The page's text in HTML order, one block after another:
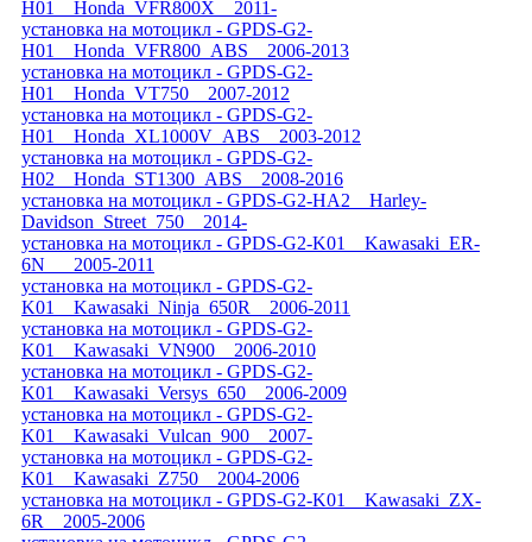
H01__Honda_VFR800X__2011-
установка на мотоцикл - GPDS-G2-
H01__Honda_VFR800_ABS__2006-2013
установка на мотоцикл - GPDS-G2-
H01__Honda_VT750__2007-2012
установка на мотоцикл - GPDS-G2-
H01__Honda_XL1000V_ABS__2003-2012
установка на мотоцикл - GPDS-G2-
H02__Honda_ST1300_ABS__2008-2016
установка на мотоцикл - GPDS-G2-HA2__Harley-
Davidson_Street_750__2014-
установка на мотоцикл - GPDS-G2-K01__Kawasaki_ER-
6N___2005-2011
установка на мотоцикл - GPDS-G2-
K01__Kawasaki_Ninja_650R__2006-2011
установка на мотоцикл - GPDS-G2-
K01__Kawasaki_VN900__2006-2010
установка на мотоцикл - GPDS-G2-
K01__Kawasaki_Versys_650__2006-2009
установка на мотоцикл - GPDS-G2-
K01__Kawasaki_Vulcan_900__2007-
установка на мотоцикл - GPDS-G2-
K01__Kawasaki_Z750__2004-2006
установка на мотоцикл - GPDS-G2-K01__Kawasaki_ZX-
6R__2005-2006